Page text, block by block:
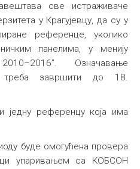
све истраживаче
у Крагујевцу, да су у
референце, уколико
панелима, у менију
Означавање
треба завршити до 18.
једну референцу која има
буде омогућена провера
упаривањем са КОБСОН